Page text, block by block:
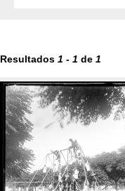
Resultados 1 - 1 de 1